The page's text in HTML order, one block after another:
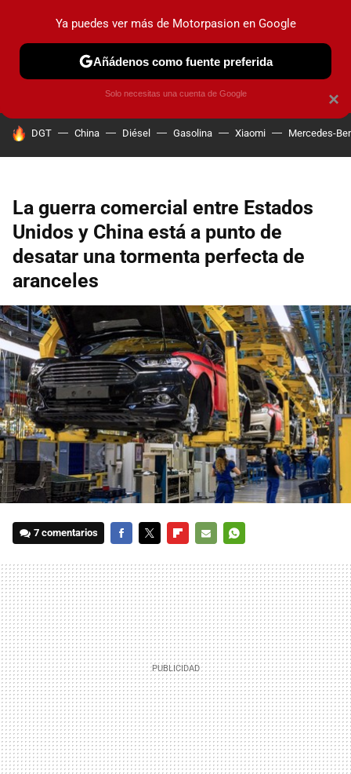
PRUEBAS COCHES ELÉCTRICOS OBSERVATORIO
HOY SE HABLA DE
DGT China Diésel Gasolina Xiaomi Mercedes-
La guerra comercial entre Estados
Unidos y China está a punto de
desatar una tormenta perfecta de
aranceles
7 comentarios
MAIL
×
Ya puedes ver más de Motorpasion en Google
Añádenos como fuente preferida
Solo necesitas una cuenta de Google